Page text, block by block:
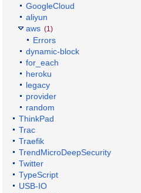
GoogleCloud
aliyun
aws (1)
Errors
dynamic-block
for_each
heroku
legacy
provider
random
ThinkPad
Trac
Traefik
TrendMicroDeepSecurity
Twitter
TypeScript
USB-IO